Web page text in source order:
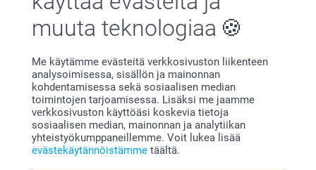
muuta teknologiaa
Me käytämme evästeitä verkkosivuston liikenteen
analysoimisessa, sisällön ja mainonnan
kohdentamisessa sekä sosiaalisen median
toimintojen tarjoamisessa. Lisäksi me jaamme
verkkosivuston käyttöäsi koskevia tietoja
sosiaalisen median, mainonnan ja analytiikan
yhteistyökumppaneillemme. Voit lukea lisää
evästekäytännöistämme täältä.
Etsitkö inspiraatiota?
Olemme täällä sinun vuoksesi